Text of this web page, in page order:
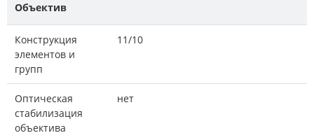
Объектив
Конструкция
элементов и
групп
11/10
Оптическая
стабилизация
объектива
нет